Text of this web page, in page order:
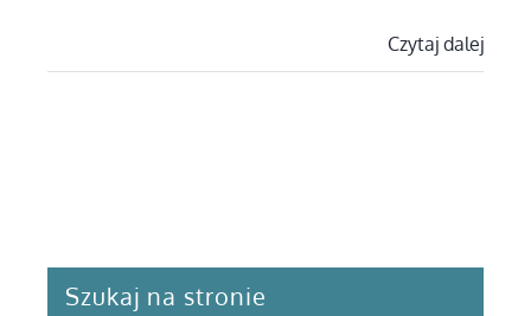
Czytaj dalej
Szukaj na stronie